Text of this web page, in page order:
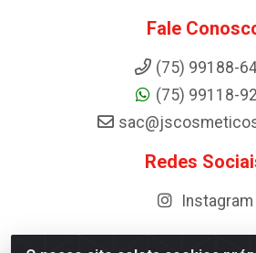
Fale
(75) 99188-
(75) 99118-
Redes
Instagram